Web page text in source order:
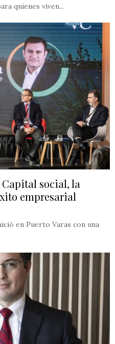
quienes viven...
social, la
empresarial
en Puerto Varas con una